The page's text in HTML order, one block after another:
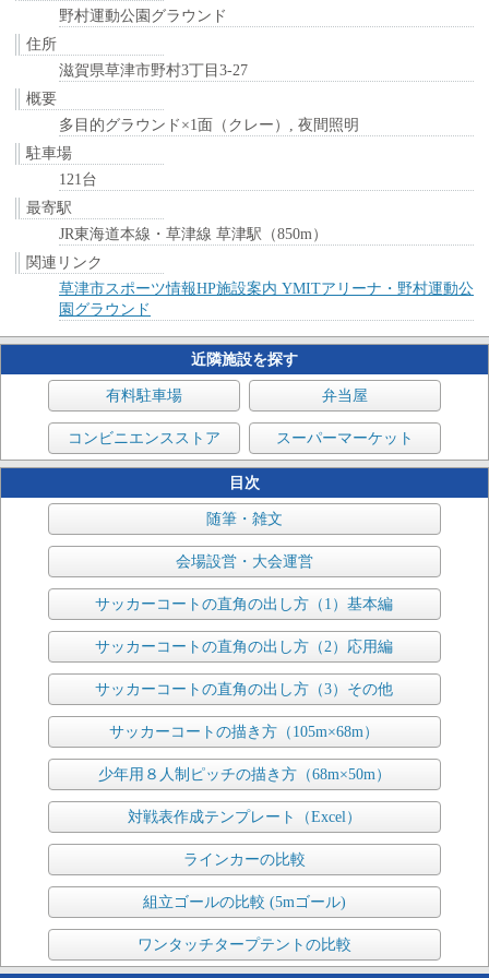
野村運動公園グラウンド
住所
滋賀県草津市野村3丁目3-27
概要
多目的グラウンド×1面（クレー）, 夜間照明
駐車場
121台
最寄駅
JR東海道本線・草津線 草津駅（850m）
関連リンク
草津市スポーツ情報HP施設案内 YMITアリーナ・野村運動公
園グラウンド
近隣施設を探す
有料駐車場 弁当屋
コンビニエンスストア スーパーマーケット
目次
随筆・雑文
会場設営・大会運営
サッカーコートの直角の出し方（1）基本編
サッカーコートの直角の出し方（2）応用編
サッカーコートの直角の出し方（3）その他
サッカーコートの描き方（105m×68m）
少年用８人制ピッチの描き方（68m×50m）
対戦表作成テンプレート（Excel）
ラインカーの比較
組立ゴールの比較 (5mゴール)
ワンタッチタープテントの比較